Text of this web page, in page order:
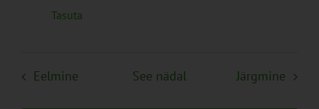
Tasuta
Eelmine See nädal Järgmine